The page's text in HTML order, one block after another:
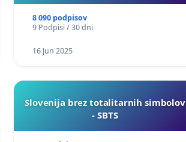
8 090 podpisov
9 Podpisi / 30 dni
16 Jun 2025
Slovenija brez totalitarnih simbolov
- SBTS